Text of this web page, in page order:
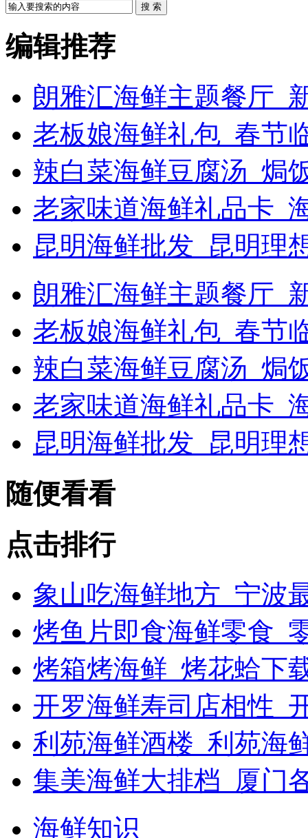
搜 索
编辑推荐
朗雅汇海鲜主题餐厅_
老板娘海鲜礼包_春节
辣白菜海鲜豆腐汤_焗
老家味道海鲜礼品卡_
昆明海鲜批发_昆明理
朗雅汇海鲜主题餐厅_
老板娘海鲜礼包_春节
辣白菜海鲜豆腐汤_焗
老家味道海鲜礼品卡_
昆明海鲜批发_昆明理
随便看看
点击排行
象山吃海鲜地方_宁波
烤鱼片即食海鲜零食_
烤箱烤海鲜_烤花蛤下
开罗海鲜寿司店相性_
利苑海鲜酒楼_利苑海
集美海鲜大排档_厦门
海鲜知识